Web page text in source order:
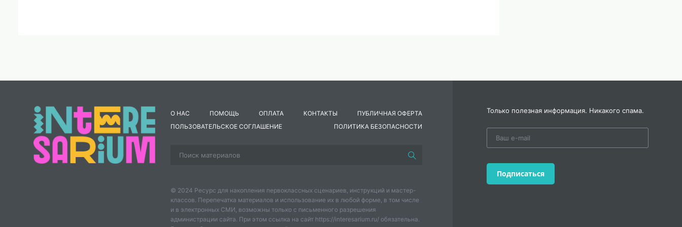
О НАС ПОМОЩЬ ОПЛАТА КОНТАКТЫ
ПУБЛИЧНАЯ ОФЕРТА
ПОЛЬЗОВАТЕЛЬСКОЕ СОГЛАШЕНИЕ
ПОЛИТИКА БЕЗОПАСНОСТИ
© 2024 Ресурс для накопления первоклассных сценариев, инструкций и мастер-
классов. Перепечатка материалов и использование их в любой форме, в том числе
и в электронных СМИ, возможны только с письменного разрешения
администрации сайта. При этом ссылка на сайт https://interesarium.ru/ обязательна.
Только полезная информация. Никакого спама.
Подписаться